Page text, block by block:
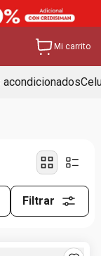
Mi carrito
acondicionados
Filtrar